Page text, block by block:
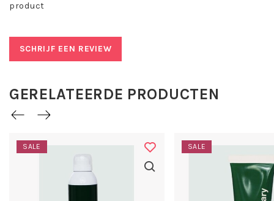
product
SCHRIJF EEN REVIEW
GERELATEERDE PRODUCTEN
SALE SALE